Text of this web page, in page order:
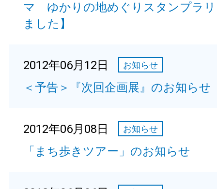
マ ゆかりの地めぐりスタンプラリ
ました】
2012年06月12日 お知らせ
＜予告＞『次回企画展』のお知らせ
2012年06月08日 お知らせ
「まち歩きツアー」のお知らせ